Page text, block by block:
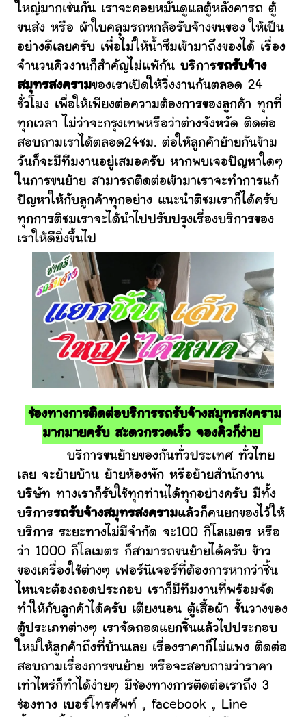
ใหญ่มากเช่นกัน เราจะคอยหมั่นดูแลตู้หลังคารถ ตู้
ขนส่ง หรือ ผ้าใบคลุมรถหกล้อรับจ้างขนของ ให้เป็น
อย่างดีเลยครับ เพื่อไม่ให้น้ำซึมเข้ามาถึงของได้ เรื่อง
จำนวนคิวงานก็สำคัญไม่แพ้กัน บริการรถรับจ้าง
สมุทรสงครามของเราเปิดให้วิ่งงานกันตลอด 24
ชั่วโมง เพื่อให้เพียงต่อความต้องการของลูกค้า ทุกที่
ทุกเวลา ไม่ว่าจะกรุงเทพหรือว่าต่างจังหวัด ติดต่อ
สอบถามเราได้ตลอด24ชม. ต่อให้ลูกค้าย้ายกันข้าม
วันก็จะมีทีมงานอยู่เสมอครับ หากพบเจอปัญหาใดๆ
ในการขนย้าย สามารถติดต่อเข้ามาเราจะทำการแก้
ปัญหาให้กับลูกค้าทุกอย่าง แนะนำติชมเราก็ได้ครับ
ทุกการติชมเราจะได้นำไปปรับปรุงเรื่องบริการของ
เราให้ดียิ่งขึ้นไป
ช่องทางการติดต่อบริการรถรับจ้างสมุทรสงคราม
มากมายครับ สะดวกรวดเร็ว จองคิวก็ง่าย
บริการขนย้ายของกันทั่วประเทศ ทั่วไทย
เลย จะย้ายบ้าน ย้ายห้องพัก หรือย้ายสำนักงาน
บริษัท ทางเราก็รับใช้ทุกท่านได้ทุกอย่างครับ มีทั้ง
บริการรถรับจ้างสมุทรสงครามแล้วก็คนยกของไว้ให้
บริการ ระยะทางไม่มีจำกัด จะ100 กิโลเมตร หรือ
ว่า 1000 กิโลเมตร ก็สามารถขนย้ายได้ครับ ข้าว
ของเครื่องใช้ต่างๆ เฟอร์นิเจอร์ที่ต้องการหากว่าชิ้น
ไหนจะต้องถอดประกอบ เราก็มีทีมงานที่พร้อมจัด
ทำให้กับลูกค้าได้ครับ เตียงนอน ตู้เสื้อผ้า ชั้นวางของ
ตู้ประเภทต่างๆ เราจัดถอดแยกชิ้นแล้วไปประกอบ
ใหม่ให้ลูกค้าถึงที่บ้านเลย เรื่องราคาก็ไม่แพง ติดต่อ
สอบถามเรื่องการขนย้าย หรือจะสอบถามว่าราคา
เท่าไหร่ก็ทำได้ง่ายๆ มีช่องทางการติดต่อเราถึง 3
ช่องทาง เบอร์โทรศัพท์ , facebook , Line